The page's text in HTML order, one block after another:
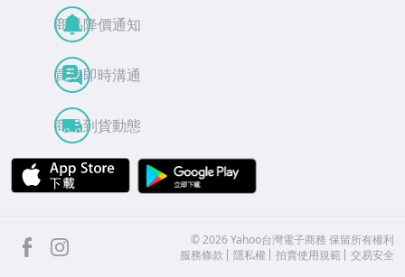
商品降價通知
買賣即時溝通
商品到貨動態
APP Store
facebook ©2026 Yahoo台灣電子商務 保留所有權利
服務條款
隱私權 拍賣使用規範 交易安全